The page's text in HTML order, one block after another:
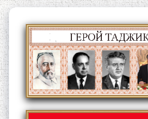
Сайре дар Осорхона